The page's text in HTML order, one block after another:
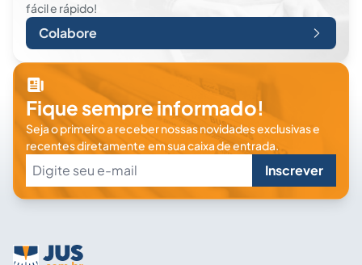
fácil e rápido!
Colabore
Fique sempre informado!
Seja o primeiro a receber nossas novidades exclusivas e
recentes diretamente em sua caixa de entrada.
Inscrever